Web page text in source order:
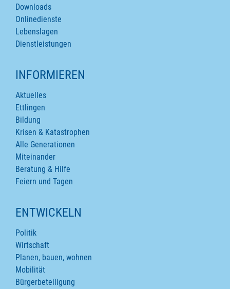
Downloads
Onlinedienste
Lebenslagen
Dienstleistungen
INFORMIEREN
Aktuelles
Ettlingen
Bildung
Krisen & Katastrophen
Alle Generationen
Miteinander
Beratung & Hilfe
Feiern und Tagen
ENTWICKELN
Politik
Wirtschaft
Planen, bauen, wohnen
Mobilität
Bürgerbeteiligung